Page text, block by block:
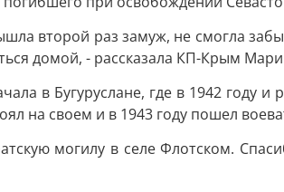
второй раз замуж, не смогла
домой, - рассказала КП-Крым
в Бугуруслане, где в 1942 году
на своем и в 1943 году пошел
могилу в селе Флотском.